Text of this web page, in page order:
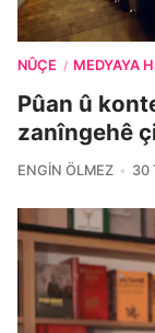
NÛÇE / MEDYAYA
Pûan û
zanîngehê
ENGIN ÖLMEZ 30